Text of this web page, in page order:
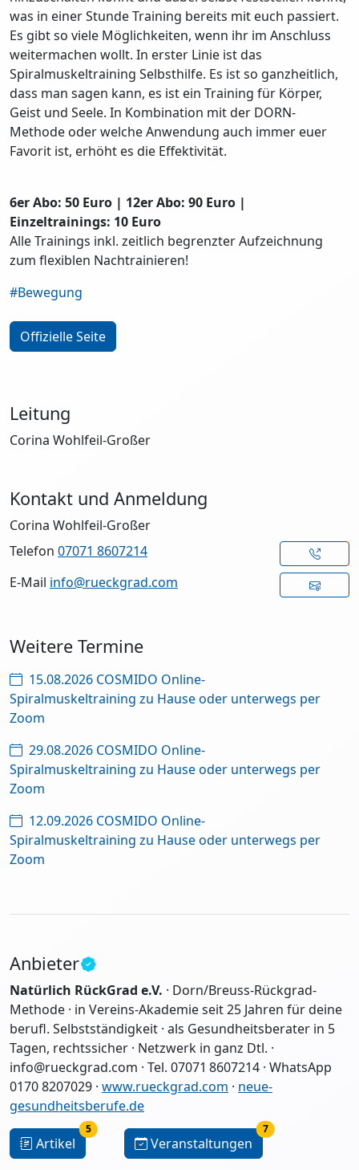
was in einer Stunde Training bereits mit euch passiert.
Es gibt so viele Möglichkeiten, wenn ihr im Anschluss
weitermachen wollt. In erster Linie ist das
Spiralmuskeltraining Selbsthilfe. Es ist so ganzheitlich,
dass man sagen kann, es ist ein Training für Körper,
Geist und Seele. In Kombination mit der DORN-
Methode oder welche Anwendung auch immer euer
Favorit ist, erhöht es die Effektivität.
6er Abo: 50 Euro | 12er Abo: 90 Euro |
Einzeltrainings: 10 Euro
Alle Trainings inkl. zeitlich begrenzter Aufzeichnung
zum flexiblen Nachtrainieren!
#Bewegung
Offizielle Seite
Leitung
Corina Wohlfeil-Großer
Kontakt und Anmeldung
Corina Wohlfeil-Großer
Telefon 07071 8607214
E-Mail info@rueckgrad.com
Weitere Termine
15.08.2026 COSMIDO Online-
Spiralmuskeltraining zu Hause oder unterwegs per
Zoom
29.08.2026 COSMIDO Online-
Spiralmuskeltraining zu Hause oder unterwegs per
Zoom
12.09.2026 COSMIDO Online-
Spiralmuskeltraining zu Hause oder unterwegs per
Zoom
Anbieter
Natürlich RückGrad e.V. · Dorn/Breuss-Rückgrad-
Methode · in Vereins-Akademie seit 25 Jahren für deine
berufl. Selbstständigkeit · als Gesundheitsberater in 5
Tagen, rechtssicher · Netzwerk in ganz Dtl. ·
info@rueckgrad.com · Tel. 07071 8607214 · WhatsApp
0170 8207029 · www.rueckgrad.com · neue-
gesundheitsberufe.de
Artikel
5
Veranstaltungen
7